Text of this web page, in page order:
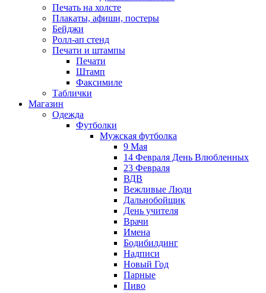
Печать на холсте
Плакаты, афиши, постеры
Бейджи
Ролл-ап стенд
Печати и штампы
Печати
Штамп
Факсимиле
Таблички
Магазин
Одежда
Футболки
Мужская футболка
9 Мая
14 Февраля День Влюбленных
23 Февраля
ВДВ
Вежливые Люди
Дальнобойщик
День учителя
Врачи
Имена
Бодибилдинг
Надписи
Новый Год
Парные
Пиво